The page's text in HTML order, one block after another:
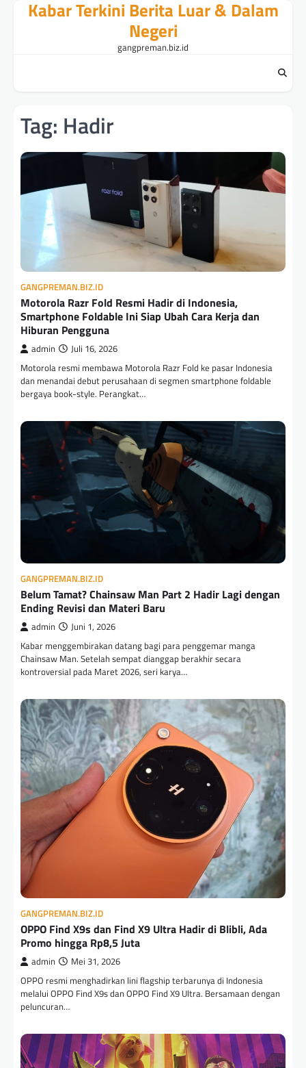
Kabar Terkini Berita Luar & Dalam
Negeri
gangpreman.biz.id
Tag: Hadir
GANGPREMAN.BIZ.ID
Motorola Razr Fold Resmi Hadir di Indonesia,
Smartphone Foldable Ini Siap Ubah Cara Kerja dan
Hiburan Pengguna
admin Juli 16, 2026
Motorola resmi membawa Motorola Razr Fold ke pasar Indonesia
dan menandai debut perusahaan di segmen smartphone foldable
bergaya book-style. Perangkat…
GANGPREMAN.BIZ.ID
Belum Tamat? Chainsaw Man Part 2 Hadir Lagi dengan
Ending Revisi dan Materi Baru
admin Juni 1, 2026
Kabar menggembirakan datang bagi para penggemar manga
Chainsaw Man. Setelah sempat dianggap berakhir secara
kontroversial pada Maret 2026, seri karya…
GANGPREMAN.BIZ.ID
OPPO Find X9s dan Find X9 Ultra Hadir di Blibli, Ada
Promo hingga Rp8,5 Juta
admin Mei 31, 2026
OPPO resmi menghadirkan lini flagship terbarunya di Indonesia
melalui OPPO Find X9s dan OPPO Find X9 Ultra. Bersamaan dengan
peluncuran…